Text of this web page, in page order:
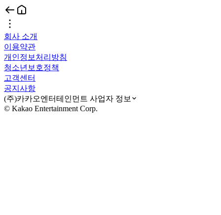
회사 소개
이용약관
개인정보처리방침
청소년보호정책
고객센터
공지사항
(주)카카오엔터테인먼트 사업자 정보
© Kakao Entertainment Corp.